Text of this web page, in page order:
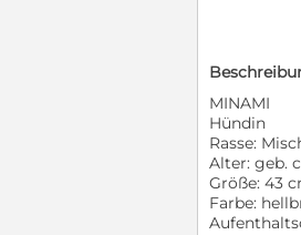
MINAMI
Hündin
Rasse:
Alter: geb.
Größe: 43
Farbe: